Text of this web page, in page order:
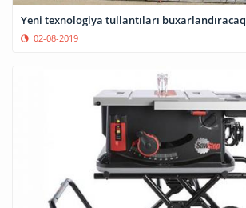
Yeni texnologiya tullantıları buxarlandıracaq
02-08-2019